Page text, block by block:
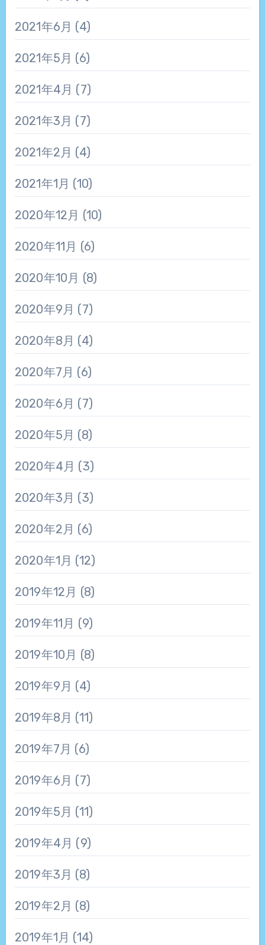
2021年6月 (4)
2021年5月 (6)
2021年4月 (7)
2021年3月 (7)
2021年2月 (4)
2021年1月 (10)
2020年12月 (10)
2020年11月 (6)
2020年10月 (8)
2020年9月 (7)
2020年8月 (4)
2020年7月 (6)
2020年6月 (7)
2020年5月 (8)
2020年4月 (3)
2020年3月 (3)
2020年2月 (6)
2020年1月 (12)
2019年12月 (8)
2019年11月 (9)
2019年10月 (8)
2019年9月 (4)
2019年8月 (11)
2019年7月 (6)
2019年6月 (7)
2019年5月 (11)
2019年4月 (9)
2019年3月 (8)
2019年2月 (8)
2019年1月 (14)